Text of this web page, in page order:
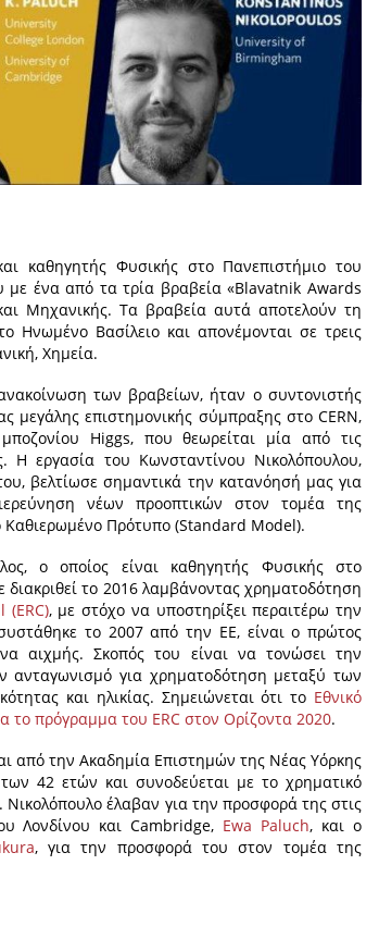
καθηγητής Φυσικής στο Πανεπιστήμιο του
με ένα από τα τρία βραβεία «Blavatnik Awards
Μηχανικής. Τα βραβεία αυτά αποτελούν τη
Ηνωμένο Βασίλειο και απονέμονται σε τρεις
Χημεία.
των βραβείων, ήταν ο συντονιστής
μεγάλης επιστημονικής σύμπραξης στο CERN,
Higgs, που θεωρείται μία από τις
Η εργασία του Κωνσταντίνου Νικολόπουλου,
βελτίωσε σημαντικά την κατανόησή μας για
νέων προοπτικών στον τομέα της
Πρότυπο (Standard Model).
ο οποίος είναι καθηγητής Φυσικής στο
το 2016 λαμβάνοντας χρηματοδότηση
(ERC), με στόχο να υποστηρίξει περαιτέρω την
το 2007 από την ΕΕ, είναι ο πρώτος
αιχμής. Σκοπός του είναι να τονώσει την
ανταγωνισμό για χρηματοδότηση μεταξύ των
και ηλικίας. Σημειώνεται ότι το Εθνικό
το πρόγραμμα του ERC στον Ορίζοντα 2020.
από την Ακαδημία Επιστημών της Νέας Υόρκης
42 ετών και συνοδεύεται με το χρηματικό
έλαβαν για την προσφορά της στις
Λονδίνου και Cambridge, Ewa Paluch, και ο
, για την προσφορά του στον τομέα της